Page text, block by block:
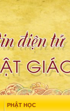
PHẬT HỌC